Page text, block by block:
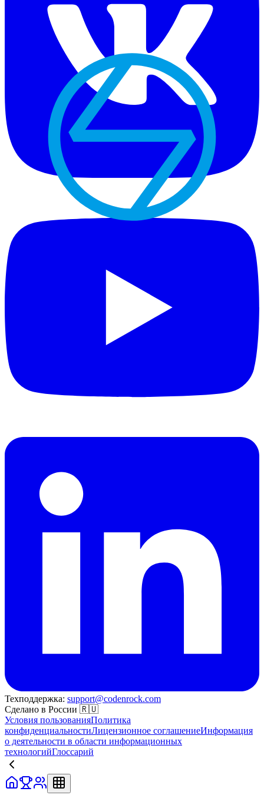
Техподдержка: support@codenrock.com
Сделано в России 🇷🇺
Условия пользованияПолитика
конфиденциальностиЛицензионное соглашениеИнформация
о деятельности в области информационных
технологийГлоссарий